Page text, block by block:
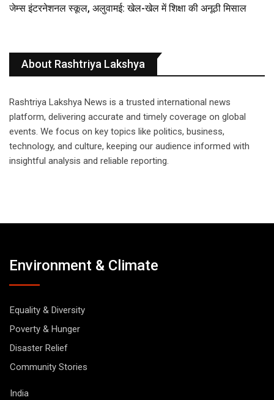
जेम्स इंटरनेशनल स्कूल, अलुवामई: खेल-खेल में शिक्षा की अनूठी मिसाल
About Rashtriya Lakshya
Rashtriya Lakshya News is a trusted international news
platform, delivering accurate and timely coverage on global
events. We focus on key topics like politics, business,
technology, and culture, keeping our audience informed with
insightful analysis and reliable reporting.
Environment & Climate
Equality & Diversity
Poverty & Hunger
Disaster Relief
Community Stories
India